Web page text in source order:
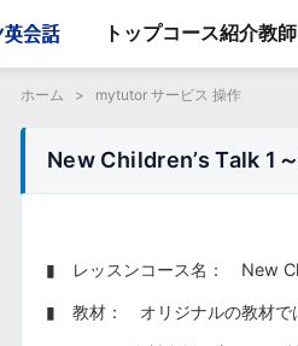
トップコース紹介教師
ホーム > mytutor サービス 操作
New Children’s Talk 1
▮ レッスンコース名： New
▮ 教材： オリジナルの教材で